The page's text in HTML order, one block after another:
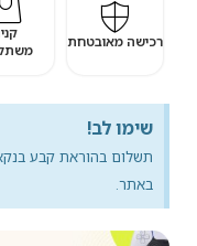
רכישה מאובטחת
שימו לב!
תשלום בהוראת קבע
באתר.